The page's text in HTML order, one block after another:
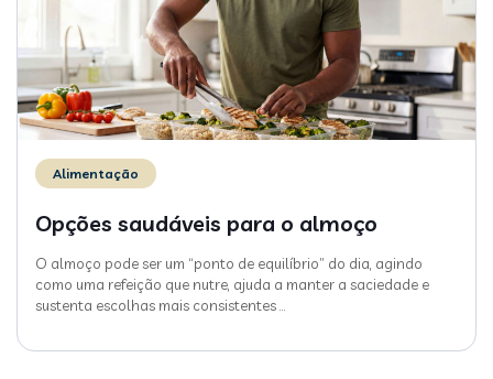
Alimentação
Opções saudáveis para o almoço
O almoço pode ser um “ponto de equilíbrio” do dia, agindo
como uma refeição que nutre, ajuda a manter a saciedade e
sustenta escolhas mais consistentes…